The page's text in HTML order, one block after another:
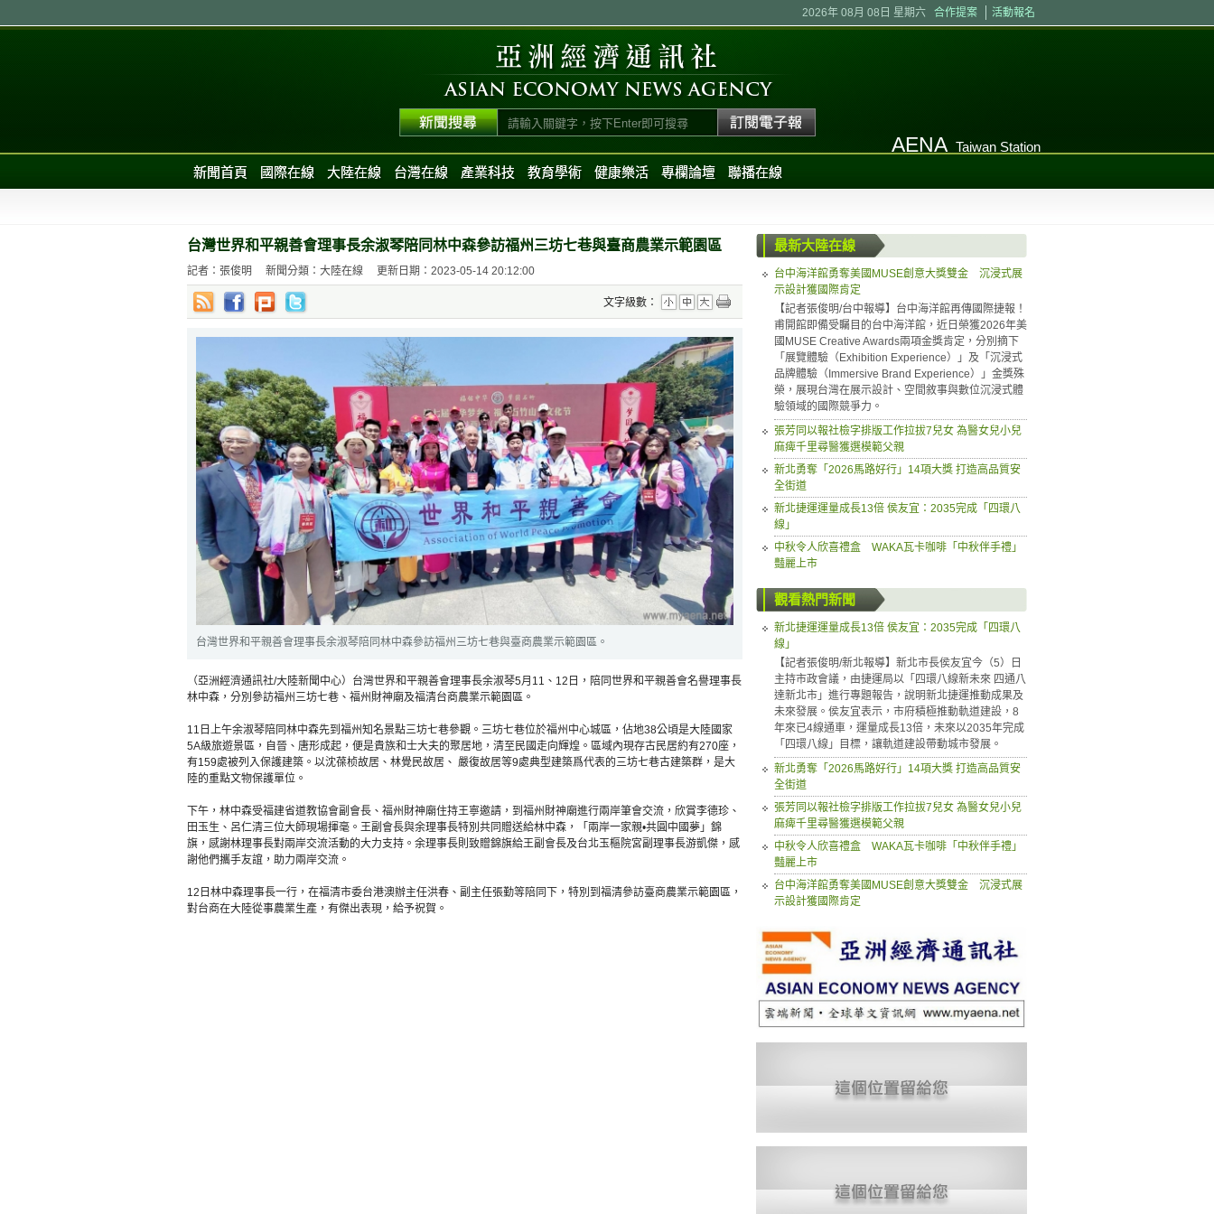
2026年 08月 08日 星期六 合作提案 活動報名
AENA Taiwan Station
新聞首頁
國際在線 大陸在線 台灣在線 產業科技 教育學術 健康樂活 專欄論壇 聯播在線
台灣世界和平親善會理事長余淑琴陪同林中森參訪福州三坊七巷與臺商農業示範園區
記者：張俊明 新聞分類：大陸在線 更新日期：2023-05-14 20:12:00
文字級數：
台灣世界和平親善會理事長余淑琴陪同林中森參訪福州三坊七巷與臺商農業示範園區。
（亞洲經濟通訊社/大陸新聞中心）台灣世界和平親善會理事長余淑琴5月11、12日，陪同世界和平親善會名譽理事長
林中森，分別參訪福州三坊七巷、福州財神廟及福清台商農業示範園區。
11日上午余淑琴陪同林中森先到福州知名景點三坊七巷參觀。三坊七巷位於福州中心城區，佔地38公頃是大陸國家
5A級旅遊景區，自晉、唐形成起，便是貴族和士大夫的聚居地，清至民國走向輝煌。區域內現存古民居約有270座，
有159處被列入保護建築。以沈葆桢故居、林覺民故居、 嚴復故居等9處典型建築爲代表的三坊七巷古建築群，是大
陸的重點文物保護單位。
下午，林中森受福建省道教協會副會長、福州財神廟住持王寧邀請，到福州財神廟進行兩岸筆會交流，欣賞李德珍、
田玉生、呂仁清三位大師現場揮毫。王副會長與余理事長特別共同贈送給林中森，「兩岸一家親•共圓中國夢」錦
旗，感謝林理事長對兩岸交流活動的大力支持。余理事長則致贈錦旗給王副會長及台北玉樞院宮副理事長游凱傑，感
謝他們攜手友誼，助力兩岸交流。
12日林中森理事長一行，在福清市委台港澳辦主任洪春、副主任張勤等陪同下，特別到福清參訪臺商農業示範園區，
對台商在大陸從事農業生產，有傑出表現，給予祝賀。
最新大陸在線
台中海洋館勇奪美國MUSE創意大獎雙金 沉浸式展
示設計獲國際肯定
【記者張俊明/台中報導】台中海洋館再傳國際捷報！
甫開館即備受矚目的台中海洋館，近日榮獲2026年美
國MUSE Creative Awards兩項金獎肯定，分別摘下
「展覽體驗（Exhibition Experience）」及「沉浸式
品牌體驗（Immersive Brand Experience）」金獎殊
榮，展現台灣在展示設計、空間敘事與數位沉浸式體
驗領域的國際競爭力。
張芳同以報社檢字排版工作拉拔7兒女 為醫女兒小兒
麻痺千里尋醫獲選模範父親
新北勇奪「2026馬路好行」14項大獎 打造高品質安
全街道
新北捷運運量成長13倍 侯友宜：2035完成「四環八
線」
中秋令人欣喜禮盒 WAKA瓦卡咖啡「中秋伴手禮」
豔麗上市
觀看熱門新聞
新北捷運運量成長13倍 侯友宜：2035完成「四環八
線」
【記者張俊明/新北報導】新北市長侯友宜今（5）日
主持市政會議，由捷運局以「四環八線新未來 四通八
達新北市」進行專題報告，說明新北捷運推動成果及
未來發展。侯友宜表示，市府積極推動軌道建設，8
年來已4線通車，運量成長13倍，未來以2035年完成
「四環八線」目標，讓軌道建設帶動城市發展。
新北勇奪「2026馬路好行」14項大獎 打造高品質安
全街道
張芳同以報社檢字排版工作拉拔7兒女 為醫女兒小兒
麻痺千里尋醫獲選模範父親
中秋令人欣喜禮盒 WAKA瓦卡咖啡「中秋伴手禮」
豔麗上市
台中海洋館勇奪美國MUSE創意大獎雙金 沉浸式展
示設計獲國際肯定